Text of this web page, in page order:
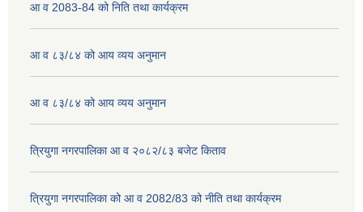
आ व 2083-84 को निति तथा कार्यक्रम
आ व ८३/८४ को आय व्यय अनुमान
आ व ८३/८४ को आय व्यय अनुमान
त्रियुगा नगरपालिका आ व २०८२/८३ बजेट किताव
त्रियुगा नगरपालिका को आ व 2082/83 को नीति तथा कार्यक्रम